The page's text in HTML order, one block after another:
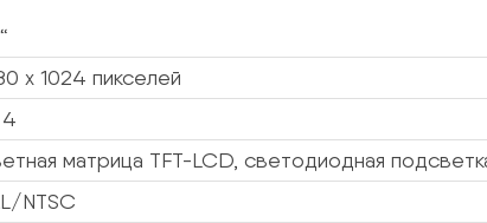
x 1024 пикселей
матрица TFT-LCD, светодиодная
NTSC